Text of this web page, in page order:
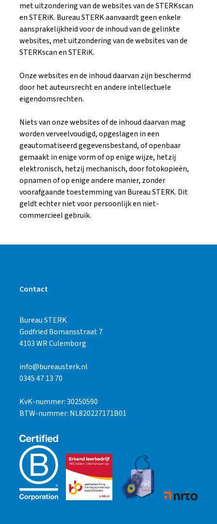
met uitzondering van de websites van de STERKscan
en STERiK. Bureau STERK aanvaardt geen enkele
aansprakelijkheid voor de inhoud van de gelinkte
websites, met uitzondering van de websites van de
STERKscan en STERiK.
Onze websites en de inhoud daarvan zijn beschermd
door het auteursrecht en andere intellectuele
eigendomsrechten.
Niets van onze websites of de inhoud daarvan mag
worden verveelvoudigd, opgeslagen in een
geautomatiseerd gegevensbestand, of openbaar
gemaakt in enige vorm of op enige wijze, hetzij
elektronisch, hetzij mechanisch, door fotokopieën,
opnamen of op enige andere manier, zonder
voorafgaande toestemming van Bureau STERK. Dit
geldt echter niet voor persoonlijk en niet-
commercieel gebruik.
Contact
Bureau STERK
Godfried Bomansstraat 7
4103 WR Culemborg
info@bureausterk.nl
0345 47 13 70
KvK-nummer: 30250590
BTW-nummer: NL820227171B01